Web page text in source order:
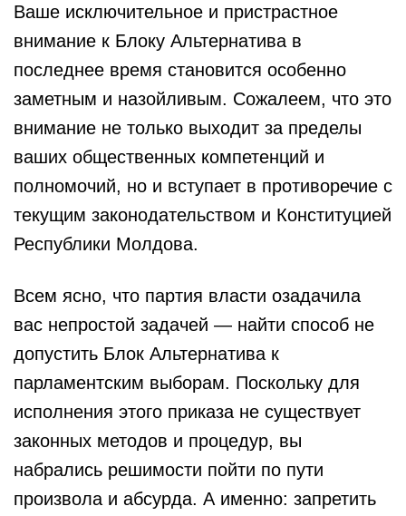
Ваше исключительное и пристрастное
внимание к Блоку Альтернатива в
последнее время становится особенно
заметным и назойливым. Сожалеем, что это
внимание не только выходит за пределы
ваших общественных компетенций и
полномочий, но и вступает в противоречие с
текущим законодательством и Конституцией
Республики Молдова.
Всем ясно, что партия власти озадачила
вас непростой задачей — найти способ не
допустить Блок Альтернатива к
парламентским выборам. Поскольку для
исполнения этого приказа не существует
законных методов и процедур, вы
набрались решимости пойти по пути
произвола и абсурда. А именно: запретить